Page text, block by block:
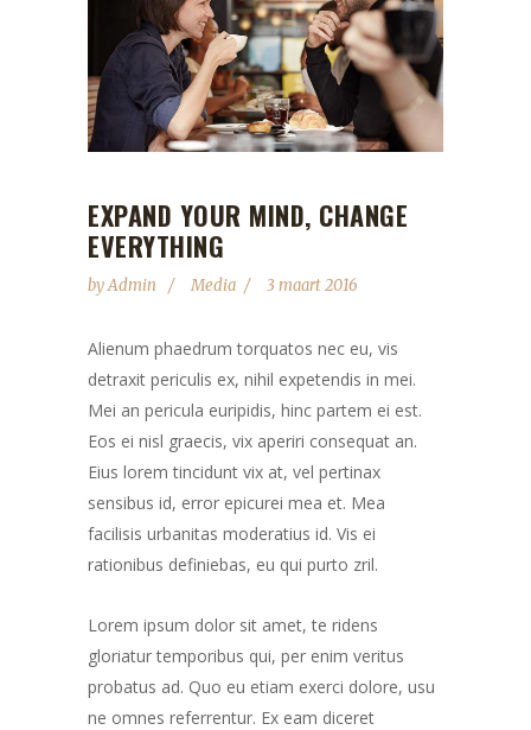
EXPAND YOUR MIND, CHANGE
EVERYTHING
byAdmin Media 3 maart 2016
Alienum phaedrum torquatos nec eu, vis
detraxit periculis ex, nihil expetendis in mei.
Mei an pericula euripidis, hinc partem ei est.
Eos ei nisl graecis, vix aperiri consequat an.
Eius lorem tincidunt vix at, vel pertinax
sensibus id, error epicurei mea et. Mea
facilisis urbanitas moderatius id. Vis ei
rationibus definiebas, eu qui purto zril.
Lorem ipsum dolor sit amet, te ridens
gloriatur temporibus qui, per enim veritus
probatus ad. Quo eu etiam exerci dolore, usu
ne omnes referrentur. Ex eam diceret